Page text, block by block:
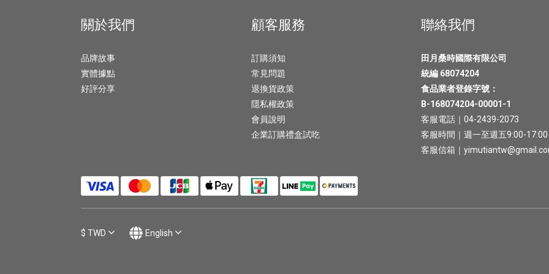
關於我們
品牌故事
實體據點
好評分享
顧客服務
訂購須知
常見問題
退換貨政策
隱私權政策
會員說明
企業訂購禮盒試吃
聯絡我們
田月桑時國際有限公司
統編 68074204
食品業者登錄字號：
B-168074204-00001-1
客服電話｜04-2439-2073
客服時間｜週一至週五9:00-17:00
客服信箱｜
$ TWD English